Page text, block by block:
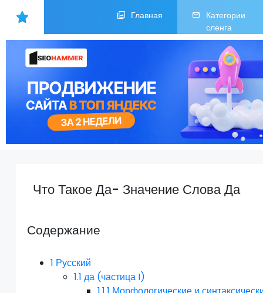
Главная
Категории
сленга
Что Такое Да- Значение Слова Да
Содержание
1 Русский
1.1 да (частица I)